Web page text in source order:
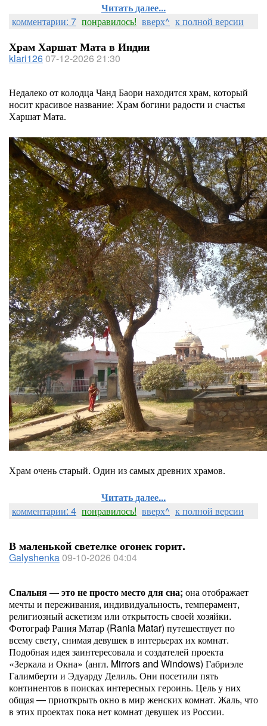
Читать далее...
комментарии: 7 понравилось! вверх^ к полной версии
Храм Харшат Мата в Индии
klari12607-12-2026 21:30
Недалеко от колодца Чанд Баори находится храм, который
носит красивое название: Храм богини радости и счастья
Харшат Мата.
Храм очень старый. Один из самых древних храмов.
Читать далее...
комментарии: 4 понравилось! вверх^ к полной версии
В маленькой светелке огонек горит.
Galyshenka09-10-2026 04:04
Спальня — это не просто место для сна; она отображает
мечты и переживания, индивидуальность, темперамент,
религиозный аскетизм или открытость своей хозяйки.
Фотограф Рания Матар (Rania Matar) путешествует по
всему свету, снимая девушек в интерьерах их комнат.
Подобная идея заинтересовала и создателей проекта
«Зеркала и Окна» (англ. Mirrors and Windows) Габриэле
Галимберти и Эдуарду Делиль. Они посетили пять
континентов в поисках интересных героинь. Цель у них
общая — приоткрыть окно в мир женских комнат. Жаль, что
в этих проектах пока нет комнат девушек из России.